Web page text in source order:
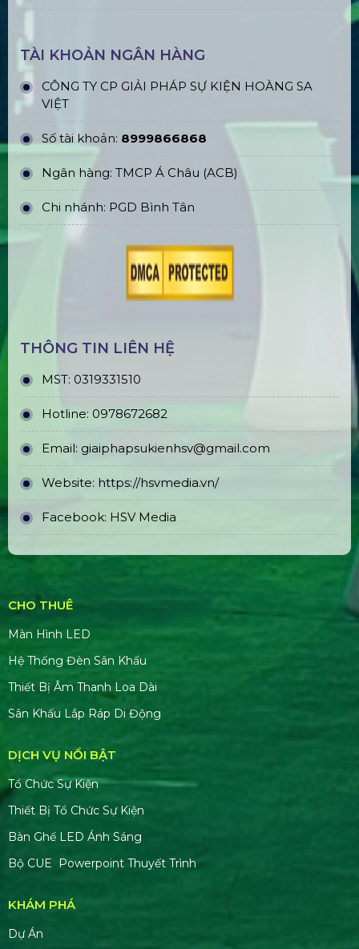
TÀI KHOẢN NGÂN HÀNG
CÔNG TY CP GIẢI PHÁP SỰ KIỆN HOÀNG SA
VIỆT
Số tài khoản: 8999866868
Ngân hàng: TMCP Á Châu (ACB)
Chi nhánh: PGD Bình Tân
THÔNG TIN LIÊN HỆ
MST: 0319331510
Hotline: 0978672682
Email: giaiphapsukienhsv@gmail.com
Website: https://hsvmedia.vn/
Facebook: HSV Media
CHO THUÊ
Màn Hình LED
Hệ Thống Đèn Sân Khấu
Thiết Bị Âm Thanh Loa Dài
Sân Khấu Lắp Ráp Di Động
DỊCH VỤ NỔI BẬT
Tổ Chức Sự Kiện
Thiết Bị Tổ Chức Sự Kiện
Bàn Ghế LED Ánh Sáng
Bộ CUE Powerpoint Thuyết Trình
KHÁM PHÁ
Dự Án